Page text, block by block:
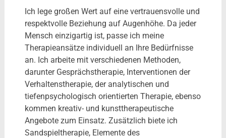
Ich lege großen Wert auf eine vertrauensvolle und
respektvolle Beziehung auf Augenhöhe. Da jeder
Mensch einzigartig ist, passe ich meine
Therapieansätze individuell an Ihre Bedürfnisse
an. Ich arbeite mit verschiedenen Methoden,
darunter Gesprächstherapie, Interventionen der
Verhaltenstherapie, der analytischen und
tiefenpsychologisch orientierten Therapie, ebenso
kommen kreativ- und kunsttherapeutische
Angebote zum Einsatz. Zusätzlich biete ich
Sandspieltherapie, Elemente des